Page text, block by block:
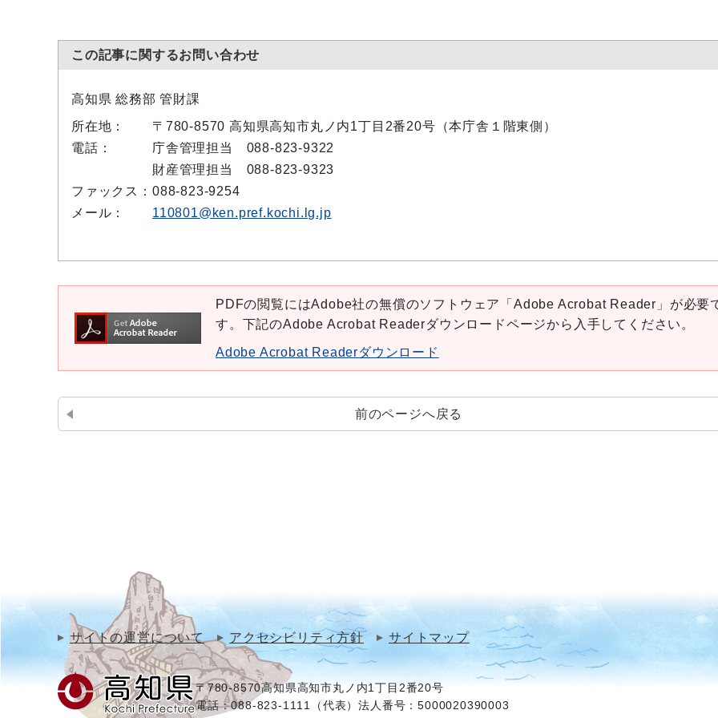
この記事に関するお問い合わせ
高知県 総務部 管財課
所在地：
〒780-8570 高知県高知市丸ノ内1丁目2番20号（本庁舎１階東側）
電話：
庁舎管理担当 088-823-9322
財産管理担当 088-823-9323
ファックス： 088-823-9254
メール：
110801@ken.pref.kochi.lg.jp
PDFの閲覧にはAdobe社の無償のソフトウェア「Adobe Acrobat Reader」が必要
す。下記のAdobe Acrobat Readerダウンロードページから入手してください。
Adobe Acrobat Readerダウンロード
前のページへ戻る
サイトの運営について アクセシビリティ方針 サイトマップ
〒780-8570高知県高知市丸ノ内1丁目2番20号
電話：088-823-1111（代表）法人番号：5000020390003